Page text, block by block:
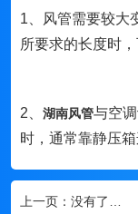
1、风管需要较大
所要求的长度时
2、 湖南风管与空
时，通常靠静压箱
上一页： 没有了…